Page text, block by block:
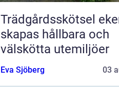
Trädgårdsskötsel ekerö
skapas hållbara och
välskötta utemiljöer
Eva Sjöberg 03